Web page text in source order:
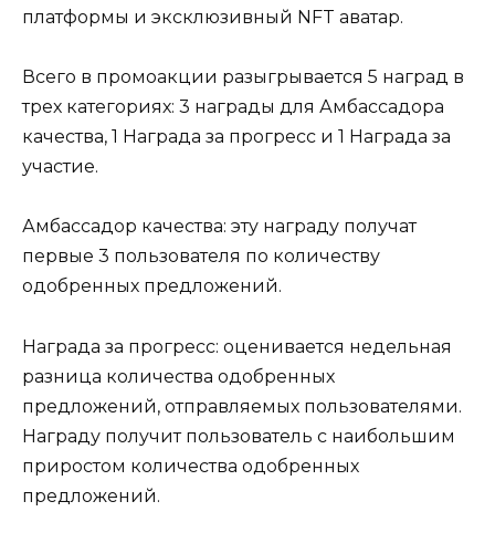
платформы и эксклюзивный NFT аватар.
Всего в промоакции разыгрывается 5 наград в
трех категориях: 3 награды для Амбассадора
качества, 1 Награда за прогресс и 1 Награда за
участие.
Амбассадор качества: эту награду получат
первые 3 пользователя по количеству
одобренных предложений.
Награда за прогресс: оценивается недельная
разница количества одобренных
предложений, отправляемых пользователями.
Награду получит пользователь с наибольшим
приростом количества одобренных
предложений.